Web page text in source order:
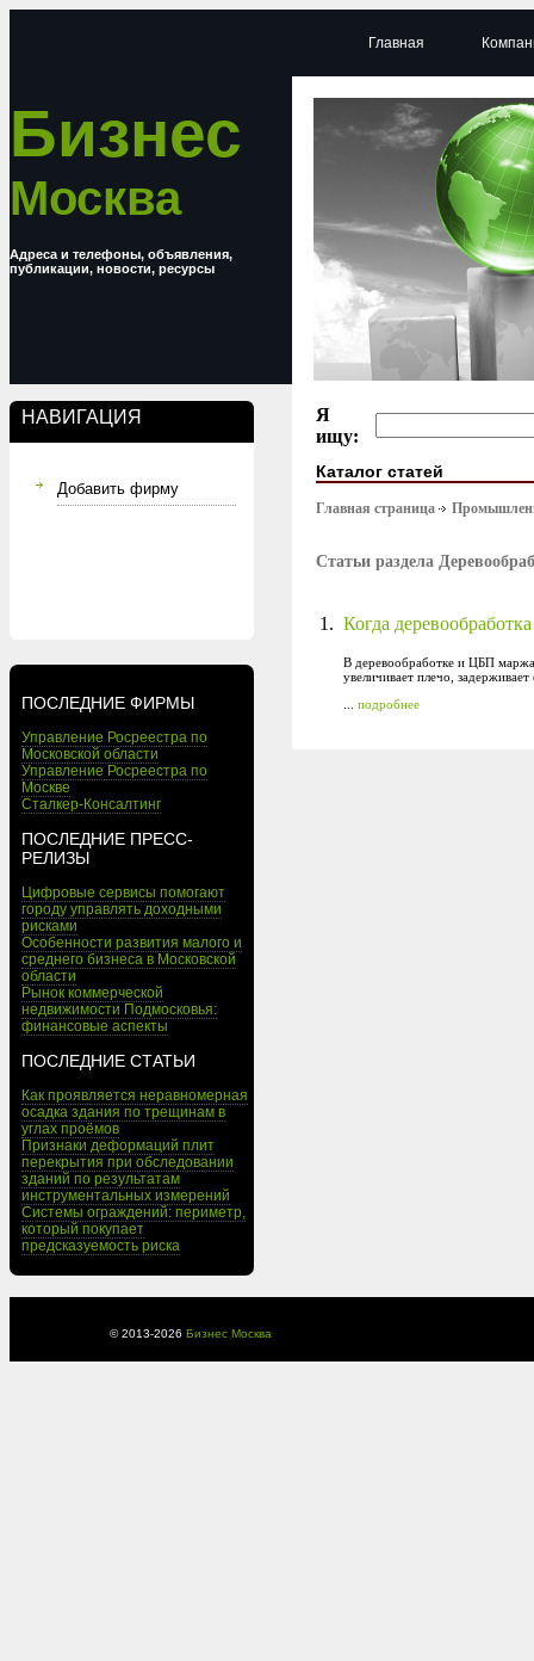
Бизнес
Москва
Адреса и телефоны, объявления,
публикации, новости, ресурсы
НАВИГАЦИЯ
Добавить фирму
ПОСЛЕДНИЕ ФИРМЫ
Управление Росреестра по
Московской области
Управление Росреестра по
Москве
Сталкер-Консалтинг
ПОСЛЕДНИЕ ПРЕСС-
РЕЛИЗЫ
Цифровые сервисы помогают
городу управлять доходными
рисками
Особенности развития малого и
среднего бизнеса в Московской
области
Рынок коммерческой
недвижимости Подмосковья:
финансовые аспекты
ПОСЛЕДНИЕ СТАТЬИ
Как проявляется неравномерная
осадка здания по трещинам в
углах проёмов
Признаки деформаций плит
перекрытия при обследовании
зданий по результатам
инструментальных измерений
Системы ограждений: периметр,
который покупает
предсказуемость риска
Главная
Я
ищу:
Каталог статей
Главная страница
Статьи раздела
1. Когда
В деревообработке и ЦБП маржа
увеличивает плечо,
подробнее
© 2013-2026 Бизнес Москва